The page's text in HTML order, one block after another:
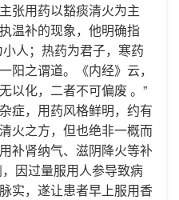
张用药以豁痰清火为主
温补的现象，他明确指
人；热药为君子，寒药
阳之谓道。《内经》云，
以化，二者不可偏废 。”
症，用药风格鲜明，约有
火之方，但也绝非一概而
补肾纳气、滋阴降火等补
因过量服用人参导致病
实，遂让患者早上服用香